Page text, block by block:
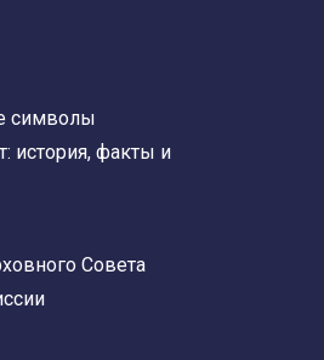
символы
история, факты и
Совета